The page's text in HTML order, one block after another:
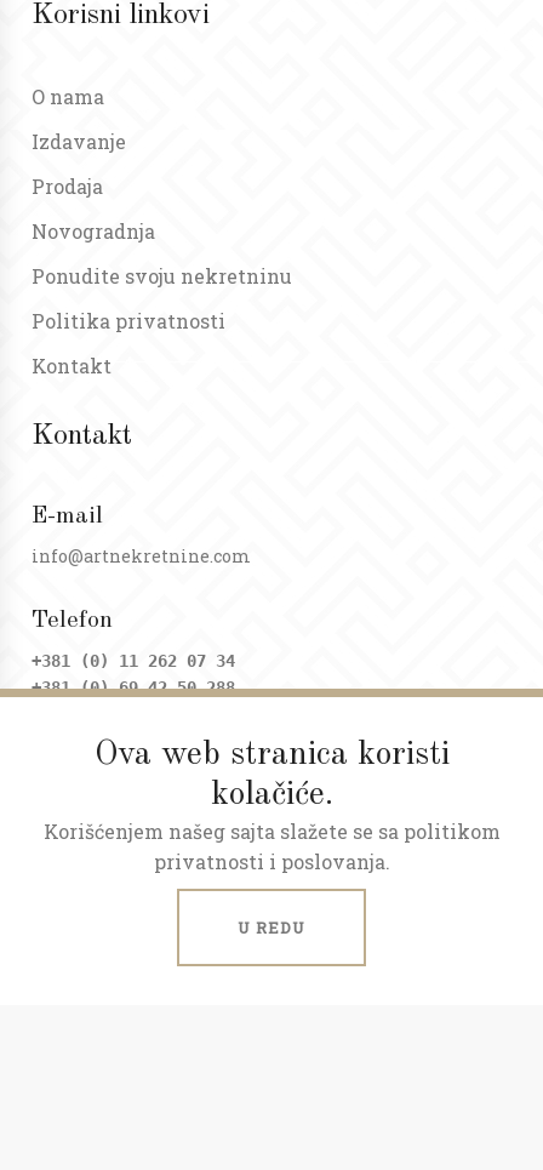
Ova web stranica koristi
kolačiće.
Korišćenjem našeg sajta slažete se sa politikom
privatnosti i poslovanja.
U REDU
Korisni linkovi
O nama
Izdavanje
Prodaja
Novogradnja
Ponudite svoju nekretninu
Politika privatnosti
Kontakt
Kontakt
E-mail
info@artnekretnine.com
Telefon
+381 (0) 11 262 07 34
+381 (0) 69 42 50 288
Adresa
Dositejeva 9, Trg republike
Radno vreme
Ponedeljak - petak: 09 - 20h